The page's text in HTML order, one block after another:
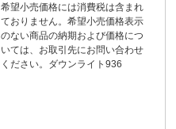
希望小売価格には消費税は含まれ
ておりません。希望小売価格表示
のない商品の納期および価格につ
いては、お取引先にお問い合わせ
ください。ダウンライト936